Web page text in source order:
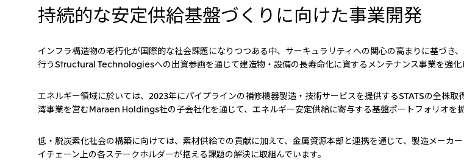
持続的な安定供給基盤づくりに向けた事業開発
インフラ構造物の老朽化が国際的な社会課題になりつつある中、サーキュラリティへの関心の高まりに基づ
行うStructural Technologiesへの出資参画を通じて建造物・設備の長寿命化に資するメンテナンス事業を強化
エネルギー領域に於いては、2023年にパイプラインの補修機器製造・技術サービスを提供するSTATSの全株
湾事業を営むMaraen Holdings社の子会社化を通じて、エネルギー安定供給に寄与する基盤ポートフォリオを拡
低・脱炭素化社会の構築に向けては、素材供給での貢献に加えて、金属資源本部と連携を通じて、製造メー
イチェーン上の各ステークホルダーが抱える課題の解決に取組んでいます。